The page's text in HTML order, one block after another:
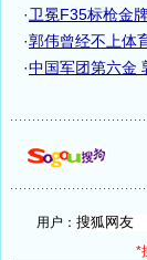
·卫冕F35标枪金
·郭伟曾经不上体
·中国军团第六金
用户：
*